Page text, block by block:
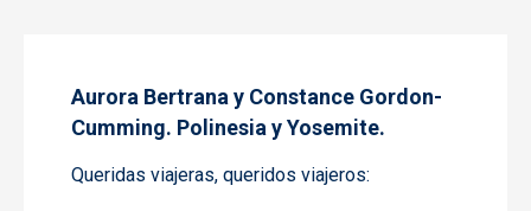
Aurora Bertrana y Constance Gordon-
Cumming. Polinesia y Yosemite.
Queridas viajeras, queridos viajeros: